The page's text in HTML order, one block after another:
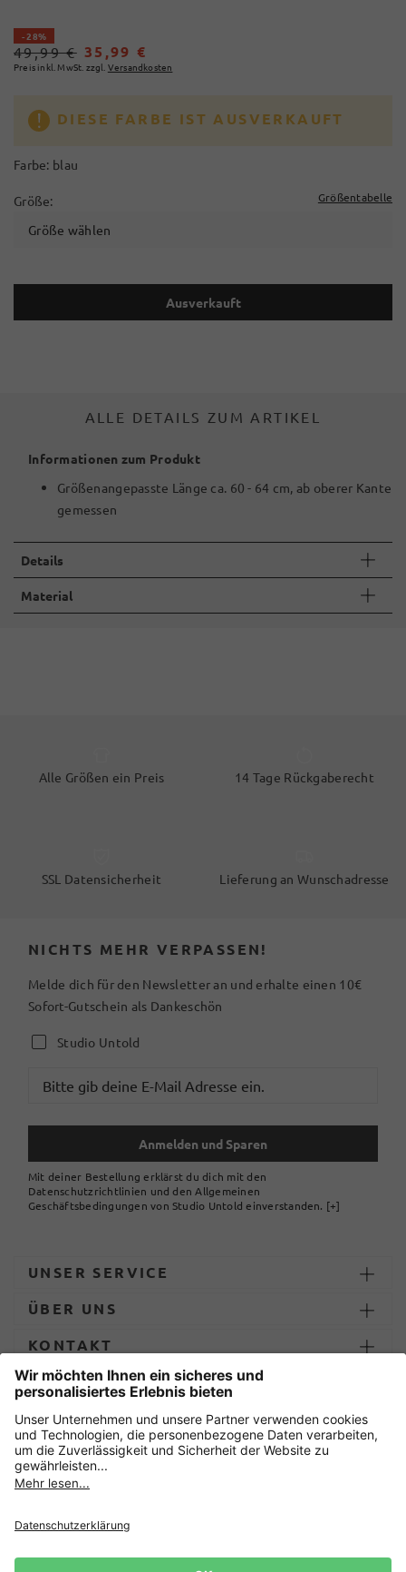
- 28%
49,99 € 35,99 €
Preis inkl. MwSt. zzgl. Versandkosten
DIESE FARBE IST AUSVERKAUFT
Farbe: blau
Größe: Größentabelle
Größe wählen
Ausverkauft
ALLE DETAILS ZUM ARTIKEL
Informationen zum Produkt
Größenangepasste Länge ca. 60 - 64 cm, ab oberer Kante
gemessen
Details
Material
Alle Größen ein Preis 14 Tage Rückgaberecht
SSL Datensicherheit Lieferung an Wunschadresse
NICHTS MEHR VERPASSEN!
Melde dich für den Newsletter an und erhalte einen 10€
Sofort-Gutschein als Dankeschön
Studio Untold
Anmelden und Sparen
Mit deiner Bestellung erklärst du dich mit den
Datenschutzrichtlinien und den Allgemeinen
Geschäftsbedingungen von Studio Untold einverstanden. [+]
UNSER SERVICE
ÜBER UNS
KONTAKT
ZAHLUNG UND LIEFERUNG
Sicher einkaufen mit